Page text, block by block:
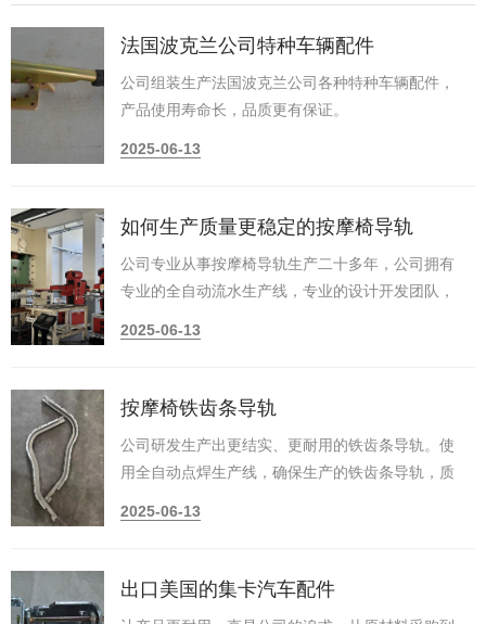
法国波克兰公司特种车辆配件
公司组装生产法国波克兰公司各种特种车辆配件，
产品使用寿命长，品质更有保证。
2025-06-13
如何生产质量更稳定的按摩椅导轨
公司专业从事按摩椅导轨生产二十多年，公司拥有
专业的全自动流水生产线，专业的设计开发团队，
做的更好。
2025-06-13
按摩椅铁齿条导轨
公司研发生产出更结实、更耐用的铁齿条导轨。使
用全自动点焊生产线，确保生产的铁齿条导轨，质
2025-06-13
出口美国的集卡汽车配件